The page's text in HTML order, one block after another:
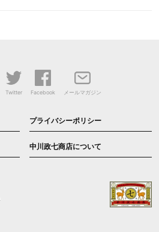
Twitter Facebook メールマガジン
プライバシーポリシー
中川政七商店について